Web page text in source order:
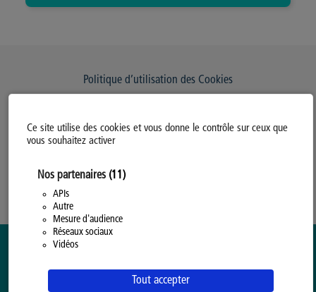
Ce site utilise des cookies et vous donne le contrôle sur ceux que
vous souhaitez activer
Nos partenaires (11)
APIs
Autre
Mesure d'audience
Réseaux sociaux
Vidéos
Tout accepter
Politique d’utilisation des Cookies
Politique Générale de Confidentialité